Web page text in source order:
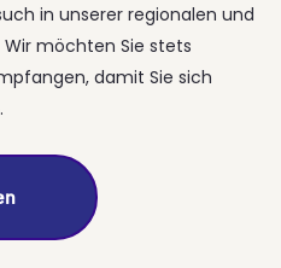
in unserer regionalen und
möchten Sie stets
damit Sie sich